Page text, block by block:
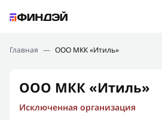
Подбор займа
Новости
Финансовое просвещение
Главная — ООО МКК «Итиль»
ООО МКК «Итиль»
Исключенная организация
Ошибка:Контактная форма не
Спасибо, что написали нам
Мы свяжемся с Вами в
результат
Отправить новый